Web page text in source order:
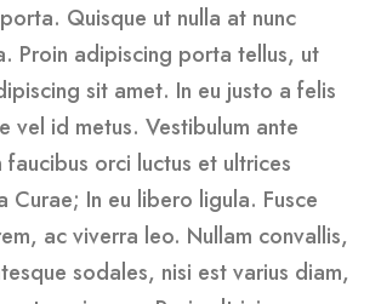
Quisque ut nulla at nunc
Proin adipiscing porta tellus, ut
sit amet. In eu justo a felis
vel id metus. Vestibulum ante
faucibus orci luctus et ultrices
Curae; In eu libero ligula. Fusce
ac viverra leo. Nullam convallis,
sodales, nisi est varius diam,